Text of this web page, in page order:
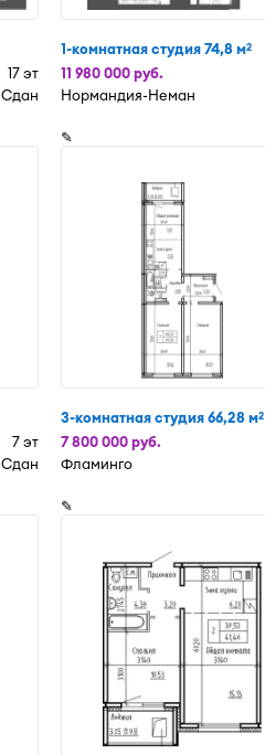
17 эт
Сдан
1-комнатная студия 74,8 м2
11 980 000 руб.
Нормандия-Неман
7 эт
Сдан
✎
3-комнатная студия 66,28 м2
7 800 000 руб.
Фламинго
✎